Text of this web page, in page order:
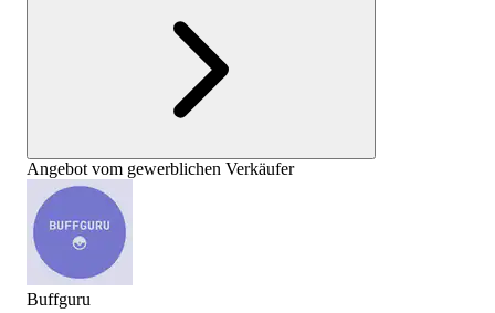
Angebot vom gewerblichen Verkäufer
Buffguru